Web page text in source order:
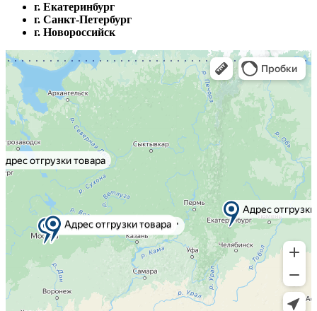
г. Екатеринбург
г. Санкт-Петербург
г. Новороссийск